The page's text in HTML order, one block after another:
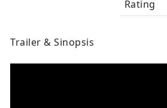
Rating
Trailer & Sinopsis